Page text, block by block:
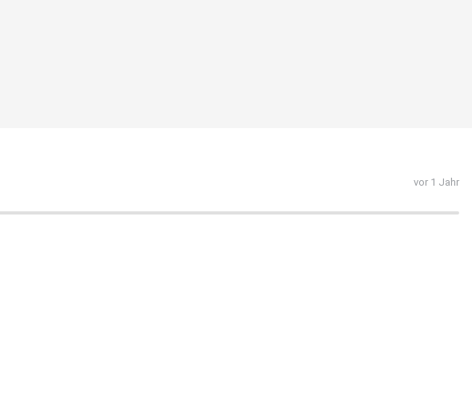
vor 1 Jahr